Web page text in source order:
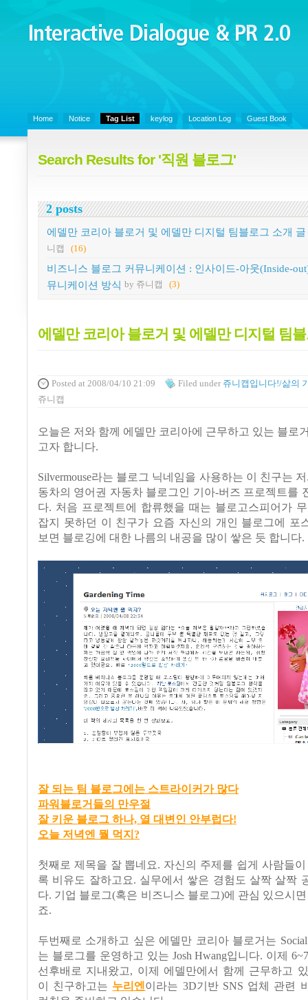
Interactive Dialogue &
PR 2.0
Home Notice Tag List keylog Location Log Guest Book
Search Results for '직원 블로그'
2 posts
에델만 코리아 블로거 및 에델만 디지털 팀블로그 소개 글
니캡
(16)
비즈니스 블로그 커뮤니케이션 : 인사이드-아웃(Inside-
뮤니케이션 방식 by 쥬니캡 (3)
에델만 코리아 블로거 및 에델만 디지털 팀
Posted at 2008/04/10 21:09 Filed under 쥬니캡입니다!/삶의
쥬니캡
오늘은 저와 함께 에델만 코리아에 근무하고 있는 블로
고자 합니다.
Silvermouse라는 블로그 닉네임을 사용하는 이 친구는
동차의 영어권 자동차 블로그인 기아-버즈 프로젝트를
다. 처음 프로젝트에 합류했을 때는 블로고스피어가
잡지 못하던 이 친구가 요즘 자신의 개인 블로그에 포
보면 블로깅에 대한 나름의 내공을 많이 쌓은 듯 합니다.
잘 되는 팀 블로그에는 스트라이커가 많다
파워블로거들의 만우절
잘 키운 블로그 하나, 열 대변인 안부럽다!
오늘 저녁엔 뭘 먹지?
첫째로 제목을 잘 뽑네요. 자신의 주제를 쉽게 사람들
록 비유도 잘하고요. 실무에서 쌓은 경험도 살짝 살짝
다. 기업 블로그(혹은 비즈니스 블로그)에 관심 있으시
죠.
두번째로 소개하고 싶은 에델만 코리아 블로거는
는 블로그를 운영하고 있는 Josh Hwang입니다. 이제
선후배로 지내왔고, 이제 에델만에서 함께 근무하고
이 친구하고는 누리엔이라는 3D기반 SNS 업체 관련